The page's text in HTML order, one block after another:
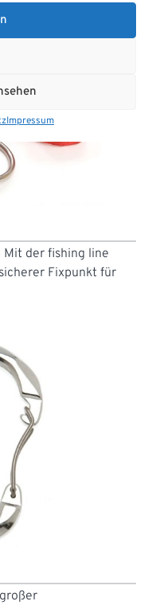
Impressum
der fishing line
Fixpunkt für